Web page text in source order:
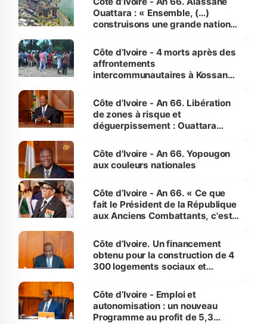
Ouattara : « Ensemble, (…)
construisons une grande nation
générations futures »
Côte d’Ivoire - 4 morts après des
affrontements
intercommunautaires à Kossandji
milieu des sinistrés
Côte d’Ivoire - An 66. Libération
de zones à risque et
déguerpissement : Ouattara
l'Etat de droit pour préserver les
vies humaines »
Côte d'Ivoire - An 66. Yopougon
aux couleurs nationales
Côte d’Ivoire - An 66. « Ce que
fait le Président de la République
aux Anciens Combattants, c'est
Côte d’Ivoire. Un financement
obtenu pour la construction de 4
300 logements sociaux et
et Yamoussoukro
Côte d’Ivoire - Emploi et
autonomisation : un nouveau
Programme au profit de 5,3